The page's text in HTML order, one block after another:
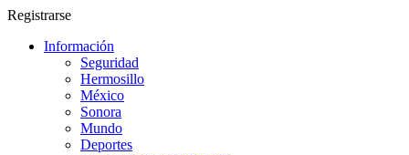
Registrarse
Información
Seguridad
Hermosillo
México
Sonora
Mundo
Deportes